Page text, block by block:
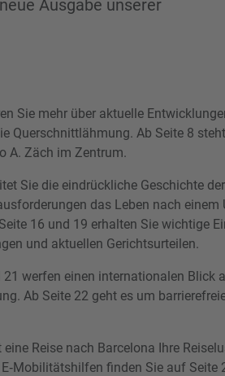
Ausgabe unserer
Sie mehr über aktuelle
Querschnittlähmung. Ab Seite 8
A. Zäch im Zentrum.
Sie die eindrückliche Geschichte
das Leben nach
16 und 19 erhalten Sie wichtige
und aktuellen Gerichtsurteilen.
21 werfen einen internationalen Blick
Ab Seite 22 geht es um
Reise nach Barcelona Ihre
finden Sie auf Seite